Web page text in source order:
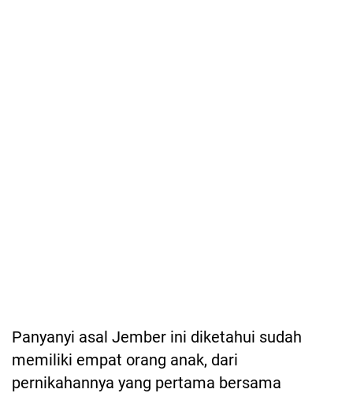
Panyanyi asal Jember ini diketahui sudah
memiliki empat orang anak, dari
pernikahannya yang pertama bersama